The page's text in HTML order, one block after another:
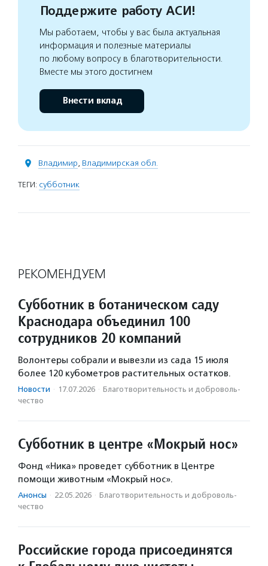
Поддержите работу АСИ!
Мы работаем, чтобы у вас была актуальная
информация и полезные материалы
по любому вопросу в благотворительности.
Вместе мы этого достигнем
Внести вклад
Владимир, Владимирская обл.
ТЕГИ: субботник
РЕКОМЕНДУЕМ
Субботник в ботаническом саду
Краснодара объединил 100
сотрудников 20 компаний
Волонтеры собрали и вывезли из сада 15 июля
более 120 кубометров растительных остатков.
Новости · 17.07.2026 · Благотвори­тель­ность и доброволь­
чест­во
Субботник в центре «Мокрый нос»
Фонд «Ника» проведет субботник в Центре
помощи животным «Мокрый нос».
Анонсы · 22.05.2026 · Благотвори­тель­ность и доброволь­
чест­во
Российские города присоединятся